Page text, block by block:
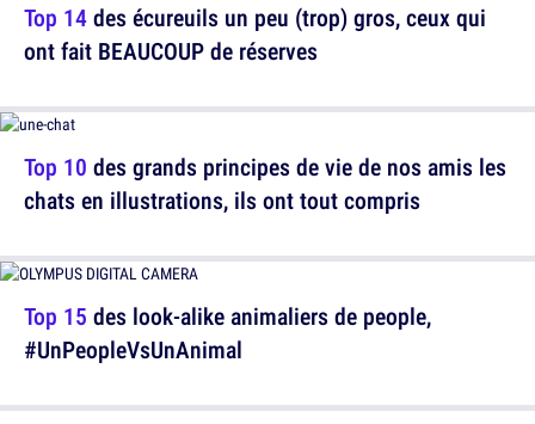
Top 14des écureuils un peu (trop) gros, ceux qui
ont fait BEAUCOUP de réserves
Top 15 des look-alike animaliers de people,
#UnPeopleVsUnAnimal
Top 10 des grands principes de vie de nos amis les
chats en illustrations, ils ont tout compris